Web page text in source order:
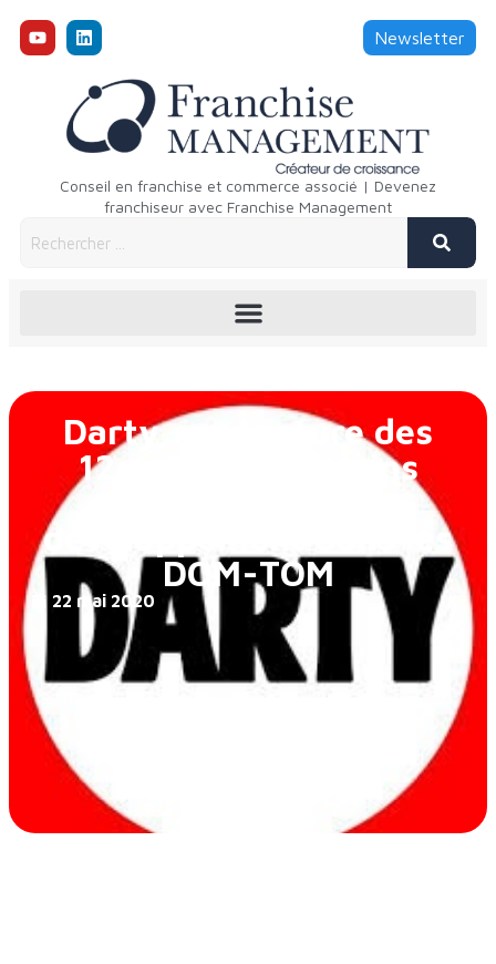
Newsletter
Conseil en franchise et commerce associé | Devenez
franchiseur avec Franchise Management
Darty : ouverture des
12e et 13e magasins
développement dans les
DOM-TOM
22 mai 2020